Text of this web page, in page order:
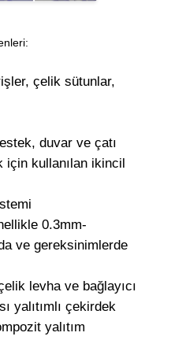
çelik sütunlar,
duvar ve çatı
için kullanılan ikincil
0.3mm-
ve gereksinimlerde
levha ve bağlayıcı
yalıtımlı çekirdek
yalıtım